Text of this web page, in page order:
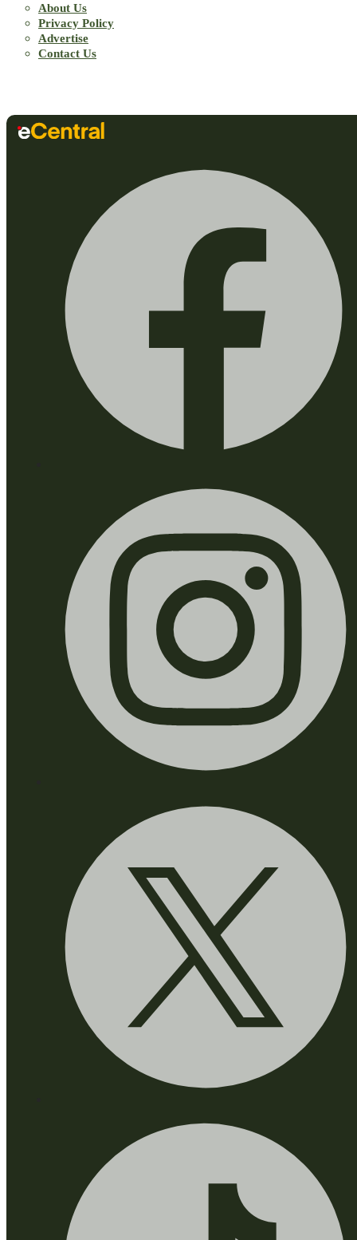
About Us
Privacy Policy
Advertise
Contact Us